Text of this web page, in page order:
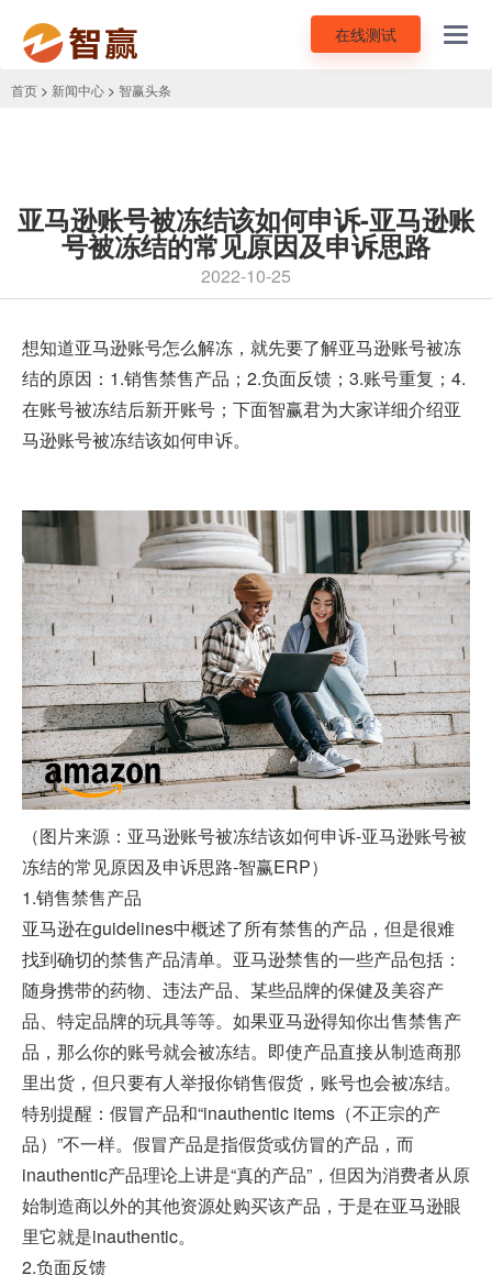
在线测试
首页 > 新闻中心 > 智赢头条
亚马逊账号被冻结该如何申诉-亚马逊账
号被冻结的常见原因及申诉思路
2022-10-25
想知道亚马逊账号怎么解冻，就先要了解亚马逊账号被冻
结的原因：1.销售禁售产品；2.负面反馈；3.账号重复；4.
在账号被冻结后新开账号；下面智赢君为大家详细介绍亚
马逊账号被冻结该如何申诉。
（图片来源：亚马逊账号被冻结该如何申诉-亚马逊账号被
冻结的常见原因及申诉思路-智赢ERP）
1.销售禁售产品
亚马逊在guidelines中概述了所有禁售的产品，但是很难
找到确切的禁售产品清单。亚马逊禁售的一些产品包括：
随身携带的药物、违法产品、某些品牌的保健及美容产
品、特定品牌的玩具等等。如果亚马逊得知你出售禁售产
品，那么你的账号就会被冻结。即使产品直接从制造商那
里出货，但只要有人举报你销售假货，账号也会被冻结。
特别提醒：假冒产品和“inauthentic items（不正宗的产
品）”不一样。假冒产品是指假货或仿冒的产品，而
inauthentic产品理论上讲是“真的产品”，但因为消费者从原
始制造商以外的其他资源处购买该产品，于是在亚马逊眼
里它就是inauthentic。
2.负面反馈